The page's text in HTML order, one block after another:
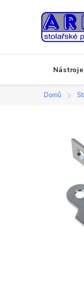
Nástroje
Domů